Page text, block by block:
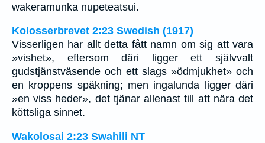
wakeramunka nupeteatsui.
Kolosserbrevet 2:23 Swedish (1917)
Visserligen har allt detta fått namn om sig att vara
»vishet», eftersom däri ligger ett självvalt
gudstjänstväsende och ett slags »ödmjukhet» och
en kroppens späkning; men ingalunda ligger däri
»en viss heder», det tjänar allenast till att nära det
köttsliga sinnet.
Wakolosai 2:23 Swahili NT